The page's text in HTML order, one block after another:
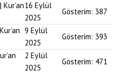
16 Eylül
2025
Gösterim: 387
9 Eylül
2025
Gösterim: 393
2 Eylül
2025
Gösterim: 471